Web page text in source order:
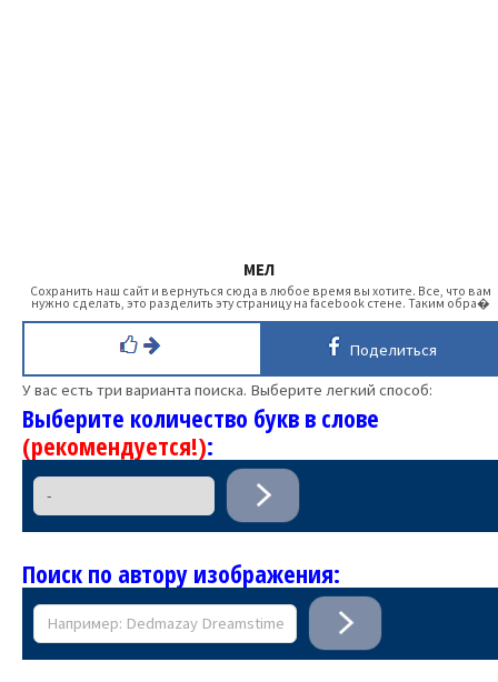
МЕЛ
Сохранить наш сайт и вернуться сюда в любое время вы хотите. Все, что вам
нужно сделать, это разделить эту страницу на facebook стене. Таким обра�
Поделиться
У вас есть три варианта поиска. Выберите легкий способ:
Выберите количество букв в слове
(рекомендуется!):
Поиск по автору изображения: